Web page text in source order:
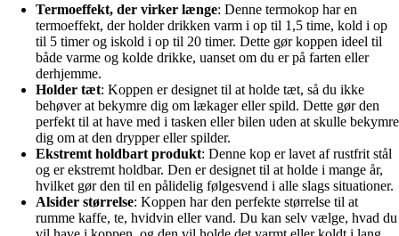
Termoeffekt, der virker længe: Denne termokop har en
termoeffekt, der holder drikken varm i op til 1,5 time, kold i op
til 5 timer og iskold i op til 20 timer. Dette gør koppen ideel til
både varme og kolde drikke, uanset om du er på farten eller
derhjemme.
Holder tæt: Koppen er designet til at holde tæt, så du ikke
behøver at bekymre dig om lækager eller spild. Dette gør den
perfekt til at have med i tasken eller bilen uden at skulle bekymre
dig om at den drypper eller spilder.
Ekstremt holdbart produkt: Denne kop er lavet af rustfrit stål
og er ekstremt holdbar. Den er designet til at holde i mange år,
hvilket gør den til en pålidelig følgesvend i alle slags situationer.
Alsider størrelse: Koppen har den perfekte størrelse til at
rumme kaffe, te, hvidvin eller vand. Du kan selv vælge, hvad du